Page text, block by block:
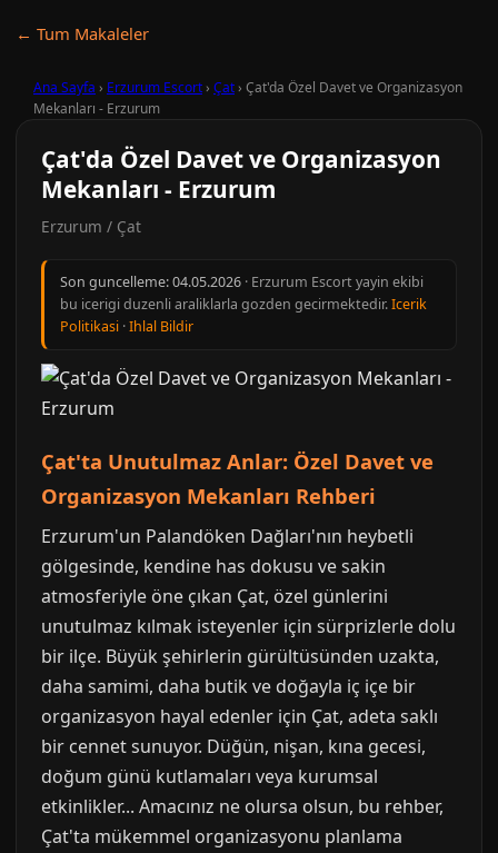
← Tum Makaleler
Ana Sayfa › Erzurum Escort› Çat› Çat'da Özel Davet ve Organizasyon
Mekanları - Erzurum
Çat'da Özel Davet ve Organizasyon
Mekanları - Erzurum
Erzurum / Çat
Son guncelleme:04.05.2026 · Erzurum Escort yayin ekibi
bu icerigi duzenli araliklarla gozden gecirmektedir.Icerik
Politikasi ·Ihlal Bildir
Çat'ta Unutulmaz Anlar: Özel Davet ve
Organizasyon Mekanları Rehberi
Erzurum'un Palandöken Dağları'nın heybetli
gölgesinde, kendine has dokusu ve sakin
atmosferiyle öne çıkan Çat, özel günlerini
unutulmaz kılmak isteyenler için sürprizlerle dolu
bir ilçe. Büyük şehirlerin gürültüsünden uzakta,
daha samimi, daha butik ve doğayla iç içe bir
organizasyon hayal edenler için Çat, adeta saklı
bir cennet sunuyor. Düğün, nişan, kına gecesi,
doğum günü kutlamaları veya kurumsal
etkinlikler... Amacınız ne olursa olsun, bu rehber,
Çat'ta mükemmel organizasyonu planlama